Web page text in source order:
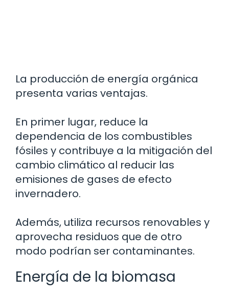
La producción de energía orgánica
presenta varias ventajas.
En primer lugar, reduce la
dependencia de los combustibles
fósiles y contribuye a la mitigación del
cambio climático al reducir las
emisiones de gases de efecto
invernadero.
Además, utiliza recursos renovables y
aprovecha residuos que de otro
modo podrían ser contaminantes.
Energía de la biomasa